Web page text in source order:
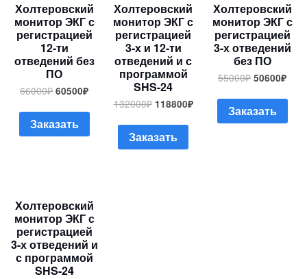
Холтеровский
монитор ЭКГ с
регистрацией
12-ти
отведений без
ПО
66000₽ 60500₽
Заказать
Холтеровский
монитор ЭКГ с
регистрацией
3-х и 12-ти
отведений и с
программой
SHS-24
132000₽ 118800₽
Заказать
Холтеровский
монитор ЭКГ с
регистрацией
3-х отведений
без ПО
55000₽ 50600₽
Заказать
Холтеровский
монитор ЭКГ с
регистрацией
3-х отведений и
с программой
SHS-24